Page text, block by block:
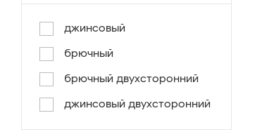
джинсовый
брючный
брючный двухсторонний
джинсовый двухсторонний